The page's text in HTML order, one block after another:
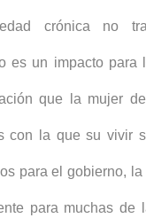
crónica no
es un impacto para
que la mujer
con la que su vivir
para el gobierno,
para muchas de